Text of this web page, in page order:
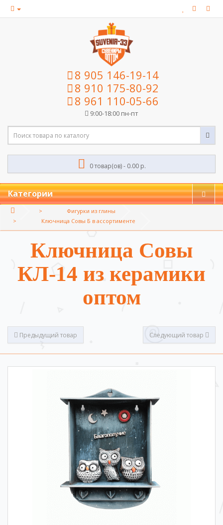
8 905 146-19-14
8 910 175-80-92
8 961 110-05-66
9:00-18:00 пн-пт
0 товар(ов) - 0.00 р.
Категории
Фигурки из глины
Ключница Совы Б в ассортименте
Ключница Совы
КЛ-14 из керамики
оптом
Предыдущий товар Следующий товар